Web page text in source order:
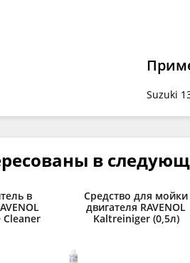
Suzuki
в
в
Cleaner
Средство для мойки
двигателя RAVENOL
Kaltreiniger (0,5л)